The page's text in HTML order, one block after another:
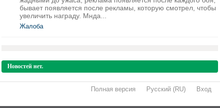
бывает появляется после рекламы, которую смотрел, чтобы
увеличить награду. Мнда...
Жалоба
Новостей нет.
Полная версия Русский (RU) Вход